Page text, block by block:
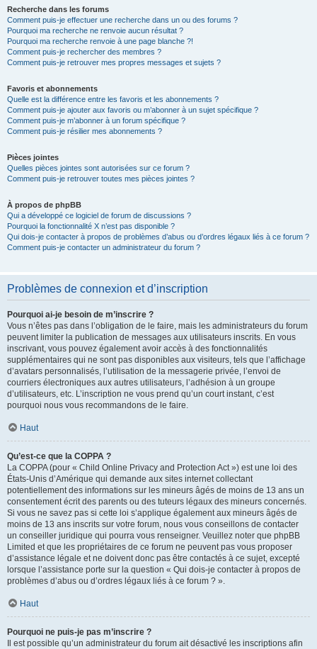
Recherche dans les forums
Comment puis-je effectuer une recherche dans un ou des forums ?
Pourquoi ma recherche ne renvoie aucun résultat ?
Pourquoi ma recherche renvoie à une page blanche ?!
Comment puis-je rechercher des membres ?
Comment puis-je retrouver mes propres messages et sujets ?
Favoris et abonnements
Quelle est la différence entre les favoris et les abonnements ?
Comment puis-je ajouter aux favoris ou m’abonner à un sujet spécifique ?
Comment puis-je m’abonner à un forum spécifique ?
Comment puis-je résilier mes abonnements ?
Pièces jointes
Quelles pièces jointes sont autorisées sur ce forum ?
Comment puis-je retrouver toutes mes pièces jointes ?
À propos de phpBB
Qui a développé ce logiciel de forum de discussions ?
Pourquoi la fonctionnalité X n’est pas disponible ?
Qui dois-je contacter à propos de problèmes d’abus ou d’ordres légaux liés à ce forum ?
Comment puis-je contacter un administrateur du forum ?
Problèmes de connexion et d’inscription
Pourquoi ai-je besoin de m’inscrire ?
Vous n’êtes pas dans l’obligation de le faire, mais les administrateurs du forum
peuvent limiter la publication de messages aux utilisateurs inscrits. En vous
inscrivant, vous pouvez également avoir accès à des fonctionnalités
supplémentaires qui ne sont pas disponibles aux visiteurs, tels que l’affichage
d’avatars personnalisés, l’utilisation de la messagerie privée, l’envoi de
courriers électroniques aux autres utilisateurs, l’adhésion à un groupe
d’utilisateurs, etc. L’inscription ne vous prend qu’un court instant, c’est
pourquoi nous vous recommandons de le faire.
Haut
Qu’est-ce que la COPPA ?
La COPPA (pour « Child Online Privacy and Protection Act ») est une loi des
États-Unis d’Amérique qui demande aux sites internet collectant
potentiellement des informations sur les mineurs âgés de moins de 13 ans un
consentement écrit des parents ou des tuteurs légaux des mineurs concernés.
Si vous ne savez pas si cette loi s’applique également aux mineurs âgés de
moins de 13 ans inscrits sur votre forum, nous vous conseillons de contacter
un conseiller juridique qui pourra vous renseigner. Veuillez noter que phpBB
Limited et que les propriétaires de ce forum ne peuvent pas vous proposer
d’assistance légale et ne doivent donc pas être contactés à ce sujet, excepté
lorsque l’assistance porte sur la question « Qui dois-je contacter à propos de
problèmes d’abus ou d’ordres légaux liés à ce forum ? ».
Haut
Pourquoi ne puis-je pas m’inscrire ?
Il est possible qu’un administrateur du forum ait désactivé les inscriptions afin